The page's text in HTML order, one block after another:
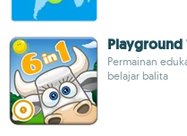
Playground
Permainan
belajar balita